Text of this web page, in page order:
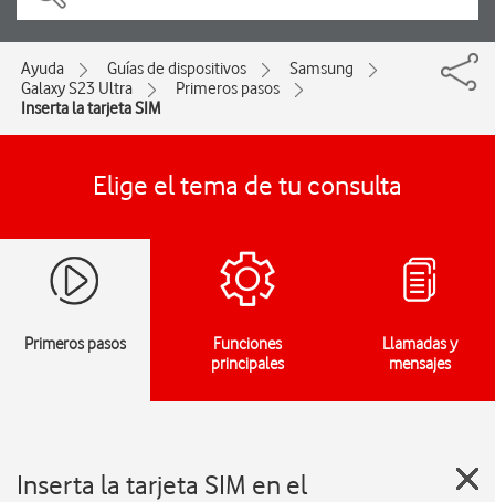
Ayuda Guías de dispositivos
Samsung
Galaxy S23 Ultra
Primeros pasos
Inserta la tarjeta SIM
Elige el tema de tu consulta
Primeros pasos
Funciones
principales
Llamadas y
mensajes
Inserta la tarjeta SIM en el